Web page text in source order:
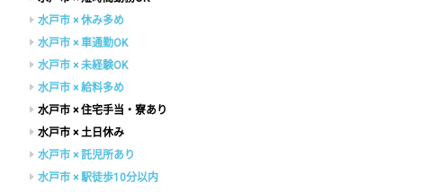
水戸市 × 休み多め
水戸市 × 車通勤OK
水戸市 × 未経験OK
水戸市 × 給料多め
水戸市 × 住宅手当・寮あり
水戸市 × 土日休み
水戸市 × 託児所あり
水戸市 × 駅徒歩10分以内